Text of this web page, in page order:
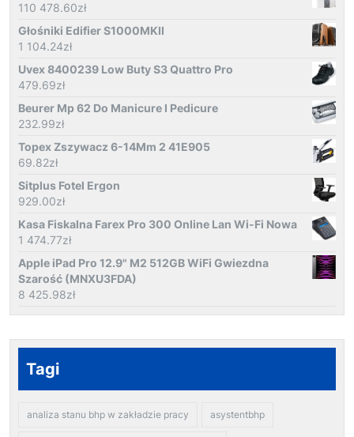
110 478.60zł
Głośniki Edifier S1000MKII
1 104.24zł
Uvex 8400239 Low Buty S3 Quattro Pro
479.69zł
Beurer Mp 62 Do Manicure I Pedicure
232.99zł
Topex Zszywacz 6-14Mm 2 41E905
69.82zł
Sitplus Fotel Ergon
929.00zł
Kasa Fiskalna Farex Pro 300 Online Lan Wi-Fi Nowa
1 474.77zł
Apple iPad Pro 12.9" M2 512GB WiFi Gwiezdna
Szarość (MNXU3FDA)
8 425.98zł
Tagi
analiza stanu bhp w zakładzie pracy asystentbhp